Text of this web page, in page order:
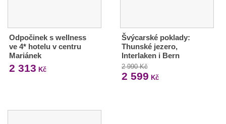
Odpočinek s wellness
ve 4* hotelu v centru
Mariánek
2 313 Kč
Švýcarské poklady:
Thunské jezero,
Interlaken i Bern
2 990 Kč
2 599 Kč